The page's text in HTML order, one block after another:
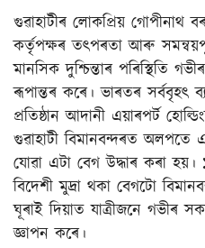
গুৱাহাটীৰ লোকপ্ৰিয় গোপীনাথ
কৰ্তৃপক্ষৰ তৎপৰতা আৰু
মানসিক দুশ্চিন্তাৰ পৰিস্থিতি
ৰূপান্তৰ কৰে। ভাৰতৰ সৰ্ববৃহৎ
প্ৰতিষ্ঠান আদানী এয়াৰপৰ্ট
গুৱাহাটী বিমানবন্দৰত অলপতে
যোৱা এটা বেগ উদ্ধাৰ কৰা
বিদেশী মুদ্ৰা থকা বেগটো
ঘূৰাই দিয়াত যাত্ৰীজনে গভীৰ
জ্ঞাপন কৰে।